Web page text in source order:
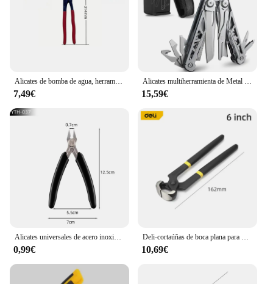
Alicates de bomba de agua, herramienta de mantenimiento del hogar, 7/10/12 pulgadas, multifuncional, Universal, de fontanería, ajustable, de tubería abierta
7,49€
Alicates multiherramienta de Metal duradero con hoja afilada, multiherramienta con alicates regulares, cortador de alambre, destornilladores, tijeras para uso en exteriores
15,59€
Alicates universales de acero inoxidable, pinzas de corte lateral Diagonal electrónicas para bricolaje, cortador de Cable, piezas de impresora 3D, herramientas manuales
0,99€
Deli-cortaúñas de boca plana para ganado y caballos, empuñaduras antideslizantes, pinzas de torre, alicates, herramienta extractora de clavos
10,69€